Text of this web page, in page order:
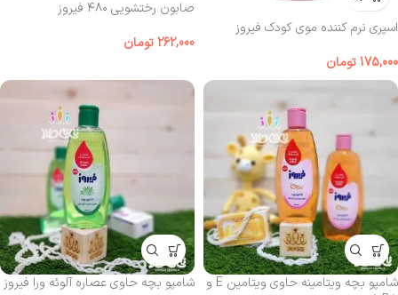
اسپری نرم کننده موی کودک فیروز
175,000 تومان
صابون رختشویی ۴۸۰ فیروز
262,000 تومان
شامپو بچه ویتامینه حاوی ویتامین E و
شامپو بچه حاوی عصاره آلوئه ورا فیروز